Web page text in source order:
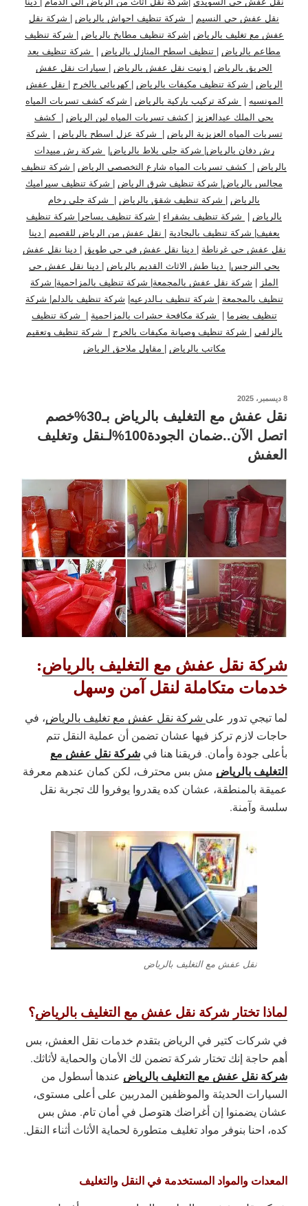
نقل عفش حي النسيم | شركة تنظيف احواش بالرياض | شركة نقل
عفش مع تغليف بالرياض |شركة تنظيف مطابخ بالرياض | شركة تنظيف
مطاعم بالرياض | تنظيف اسطح المنازل بالرياض |
شركة تنظيف بعد
الحريق بالرياض | ونيت نقل عفش بالرياض | سيارات نقل عفش
الرياض | شركة تنظيف مكيفات بالرياض | كهربائي بالخرج | نقل عفش
المونسيه | شركة تركيب باركية بالرياض | شركه كشف تسربات المياه
بحي الملك عبدالعزيز | كشف تسربات المياه لبن الرياض | كشف
تسربات المياه العزيزية الرياض | شركة عزل اسطح بالرياض |
شركة
رش دفان بالرياض| شركة جلي بلاط بالرياض|
شركة رش مبيدات
بالرياض | كشف تسربات المياه شارع التخصصي الرياض | شركة تنظيف
مجالس بالرياض| شركة تنظيف شرق الرياض | شركة تنظيف سيراميك
بالرياض | شركة تنظيف شقق بالرياض | شركة جلى رخام
بالرياض | شركة تنظيف بشقراء | شركة تنظيف بساجر | شركة تنظيف
بعفيف| شركة تنظيف بالبجادية | نقل عفش من الرياض للقصيم | دينا
نقل عفش حي غرناطة | دينا نقل عفش في حي طويق | دينا نقل عفش
بحي النرجس| دينا طش الاثاث القديم بالرياض | دينا نقل عفش حي
الملز | شركة نقل عفش بالمجمعة| شركة تنظيف بالمزاحمية| شركة
تنظيف بالمجمعة | شركة تنظيف بـالدرعيه| شركة تنظيف بالدلم| شركة
تنظيف بضرما | شركة مكافحة حشرات بالمزاحمية | شركة تنظيف
بالزلفي | شركة تنظيف وصيانة مكيفات بالخرج | شركة تنظيف وتعقيم
مكاتب بالرياض | مقاول ملاحق الرياض
نُشر
8 ديسمبر، 2025
نقل عفش مع التغليف بالرياض بـ30%خصم
اتصل الآن..ضمان الجودة100%لـنقل وتغليف
العفش
شركة نقل عفش مع التغليف بالرياض:
خدمات متكاملة لنقل آمن وسهل
لما تيجي تدور على شركة نقل عفش مع تغليف بالرياض، في
حاجات لازم تركز فيها عشان تضمن أن عملية النقل تتم
بأعلى جودة وأمان. فريقنا هنا في شركة نقل عفش مع
التغليف بالرياض مش بس محترف، لكن كمان عندهم معرفة
عميقة بالمنطقة، عشان كده يقدروا يوفروا لك تجربة نقل
سلسة وآمنة.
نقل عفش مع التغليف بالرياض
لماذا تختار شركة نقل عفش مع التغليف بالرياض؟
في شركات كتير في الرياض بتقدم خدمات نقل العفش، بس
أهم حاجة إنك تختار شركة تضمن لك الأمان والحماية لأثاثك.
شركة نقل عفش مع التغليف بالرياض عندها أسطول من
السيارات الحديثة والموظفين المدربين على أعلى مستوى،
عشان يضمنوا إن أغراضك هتوصل في أمان تام. مش بس
كده، احنا بنوفر مواد تغليف متطورة لحماية الأثاث أثناء النقل.
المعدات والمواد المستخدمة في النقل والتغليف